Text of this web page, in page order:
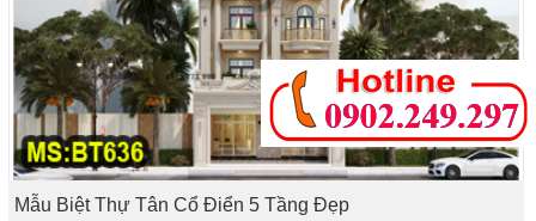
Mẫu Biệt Thự Tân Cổ Điển 5 Tầng Đẹp